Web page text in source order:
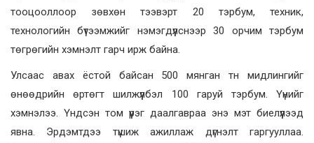
тооцооллоор зөвхөн тээвэрт 20 тэрбум, техник,
технологийн бүтээмжийг нэмэгдүүлснээр 30 орчим тэрбум
төгрөгийн хэмнэлт гарч ирж байна.
Улсаас авах ёстой байсан 500 мянган тн мидлингийг
өнөөдрийн өртөгт шилжүүлбэл 100 гаруй тэрбум. Үүнийг
хэмнэлээ. Үндсэн том үүрэг даалгавраа энэ мэт биелүүлээд
явна. Эрдэмтдээ түшиж ажиллаж дүгнэлт гаргууллаа.